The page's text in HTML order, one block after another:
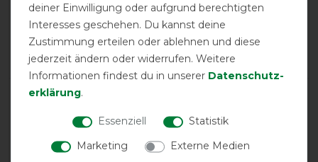
Positive
100%
Neutral
0%
Negative
0%
08.12.2022
Ich hatte vorher auch schon eine Kentucky Decke , die
haben eine lange Lebensdauer , mein Pferd füllt sich
deiner Einwilligung oder aufgrund berechtigten
Interesses geschehen. Du kannst deine
Zustimmung erteilen oder ablehnen und diese
jederzeit ändern oder widerrufen. Weitere
Informationen findest du in unserer Daten­schutz­
erklärung.
Essenziell
Statistik
Marketing
Externe Medien